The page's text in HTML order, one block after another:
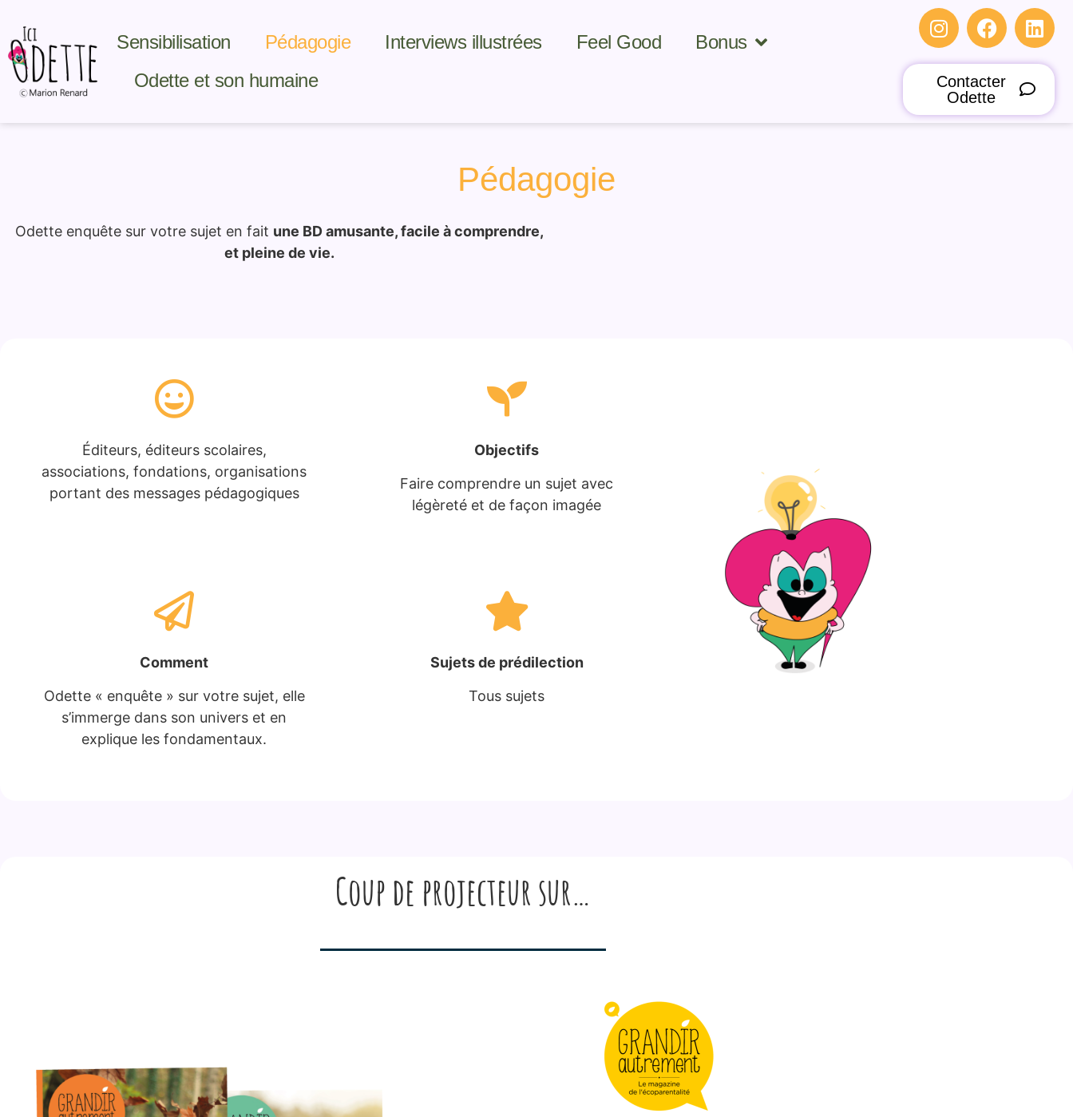
Sensibilisation Pédagogie Interviews illustrées Feel Good
Bonus
Odette et son humaine
Contacter
Odette
Pédagogie
Odette enquête sur votre sujet en fait une BD amusante, facile à comprendre,
et pleine de vie.
Éditeurs, éditeurs scolaires,
associations, fondations, organisations
portant des messages pédagogiques
Objectifs
Faire comprendre un sujet avec
légèreté et de façon imagée
Comment
Odette « enquête » sur votre sujet, elle
s’immerge dans son univers et en
explique les fondamentaux.
Sujets de prédilection
Tous sujets
Coup de projecteur sur…